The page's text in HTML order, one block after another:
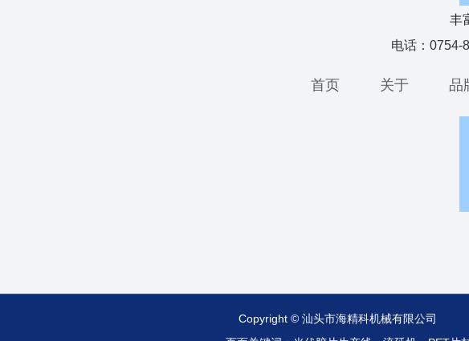
丰
电话： 0754-
首页 关于 品
Copyright © 汕头市海精科机械有限公司